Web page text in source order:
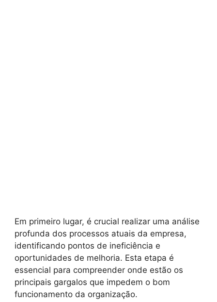
Em primeiro lugar, é crucial realizar uma análise
profunda dos processos atuais da empresa,
identificando pontos de ineficiência e
oportunidades de melhoria. Esta etapa é
essencial para compreender onde estão os
principais gargalos que impedem o bom
funcionamento da organização.